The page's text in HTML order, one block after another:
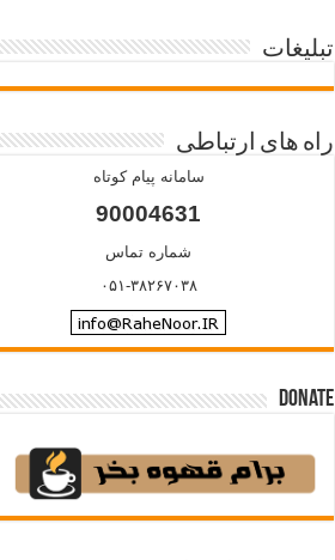
تبلیغات
راه های ارتباطی
سامانه پیام کوتاه
90004631
شماره تماس
۰۵۱-۳۸۲۶۷۰۳۸
Donate